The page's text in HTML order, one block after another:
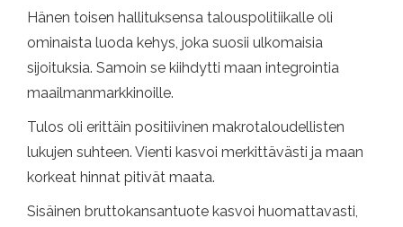
Hänen toisen hallituksensa talouspolitiikalle oli
ominaista luoda kehys, joka suosii ulkomaisia ​​
sijoituksia. Samoin se kiihdytti maan integrointia
maailmanmarkkinoille.
Tulos oli erittäin positiivinen makrotaloudellisten
lukujen suhteen. Vienti kasvoi merkittävästi ja maan
korkeat hinnat pitivät maata.
Sisäinen bruttokansantuote kasvoi huomattavasti,